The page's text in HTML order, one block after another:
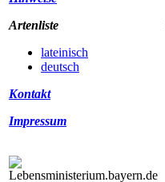
Artenliste
lateinisch
deutsch
Kontakt
Impressum